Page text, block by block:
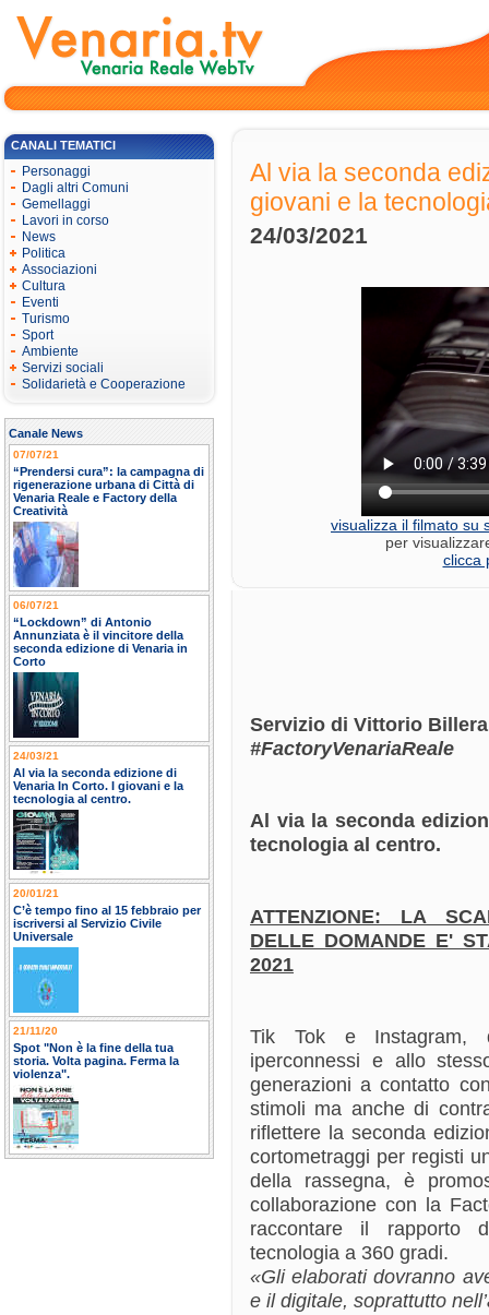
CANALI TEMATICI
Personaggi
Dagli altri Comuni
Gemellaggi
Lavori in corso
News
Politica
Associazioni
Cultura
Eventi
Turismo
Sport
Ambiente
Servizi sociali
Solidarietà e Cooperazione
Canale News
07/07/21
“Prendersi cura”: la campagna di
rigenerazione urbana di Città di
Venaria Reale e Factory della
Creatività
06/07/21
“Lockdown” di Antonio
Annunziata è il vincitore della
seconda edizione di Venaria in
Corto
24/03/21
Al via la seconda edizione di
Venaria In Corto. I giovani e la
tecnologia al centro.
20/01/21
C’è tempo fino al 15 febbraio per
iscriversi al Servizio Civile
Universale
21/11/20
Spot "Non è la fine della tua
storia. Volta pagina. Ferma la
violenza".
Al via la seconda
giovani e la
24/03/2021
visualizza il filmato su
per
clicca
Servizio di Vittorio
#FactoryVenariaReale
Al via la seconda
tecnologia al centro.
ATTENZIONE: LA
DELLE DOMANDE E'
2021
Tik Tok e Instagram,
iperconnessi e allo
generazioni a contatto
stimoli ma anche di
riflettere la seconda
cortometraggi per registi
della rassegna, è
collaborazione con la
raccontare il rapporto
tecnologia a 360 gradi.
«Gli elaborati dovranno
e il digitale, soprattutto